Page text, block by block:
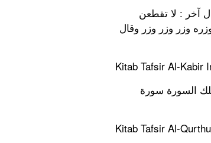
وزر وزر وزر وقال
Kitab Tafsir Al-Kabir
السورة سورة
Kitab Tafsir Al-